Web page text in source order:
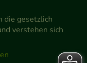
die gesetzlich
verstehen sich